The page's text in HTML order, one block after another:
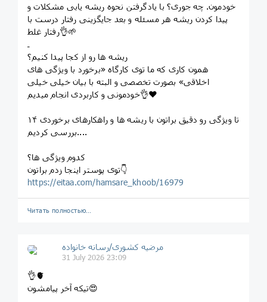
خودمون. چه جوری؟ با یادگرفتن نحوه ریشه یابی مشکلات و
پیدا کردن ریشه هر مسئله و بعد جایگزینی رفتار درست با
رفتار غلط👌🌱
ریشه ها رو از کجا پیدا کنیم؟
همون کاری که ما توی کارگاه «برخورد با ویژگی های
اخلاقی» بصورت تخصصی و البته با بیان خیلی خیلی
خودمونی و کاربردی انجام میدیم👌❤️
۱۴ تا ویژگی رو دقیق براتون با ریشه ها و راهکارهای برخوردی
بررسی کردیم....
کدوم ویژگی ها؟
توی پوستر اینجا زدم براتون👇
https://eitaa.com/hamsare_khoob/16979
Читать полностью…
مرضیه کشوری/رسانه خانواده
31 July 2026 23:09
👌🫀
تیکه آخر پیامشون😍